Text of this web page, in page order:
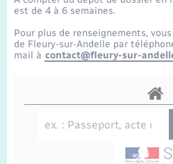
Etat-civil - Papiers -
Mariage – PACS
Recensement
Loisirs
Transports scolaires
Travaux - Autorisation
public
Compétences
Présentation de la
est de 4 à 6 semaines.
Pour plus de renseignements,
de Fleury-sur-Andelle par
mail à contact@fleury-sur-